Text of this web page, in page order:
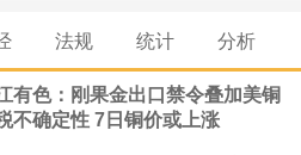
金舰队”可能需要在今后数十年间支出约2750
朗普级”战列舰“无畏”号预估造价比原来至少
法规 统计 分析
有色：刚果金出口禁令叠加美铜
不确定性 7日铜价或上涨